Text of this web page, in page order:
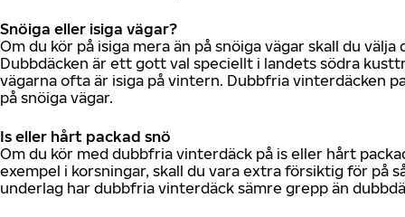
Snöiga eller isiga vägar?
Om du kör på isiga mera än på snöiga vägar skall du välja
Dubbdäcken är ett gott val speciellt i landets södra
vägarna ofta är isiga på vintern. Dubbfria vinterdäcken
på snöiga vägar.
Is eller hårt packad snö
Om du kör med dubbfria vinterdäck på is eller hårt
exempel i korsningar, skall du vara extra försiktig för på
underlag har dubbfria vinterdäck sämre grepp än